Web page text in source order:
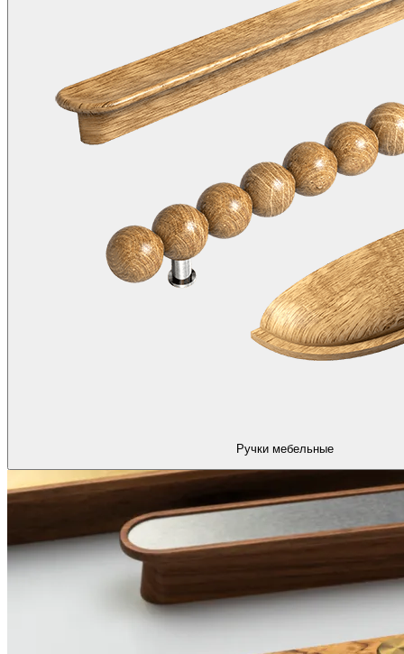
Ручки мебельные